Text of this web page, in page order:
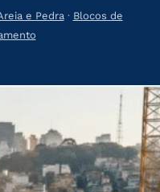
e Pedra · Blocos de